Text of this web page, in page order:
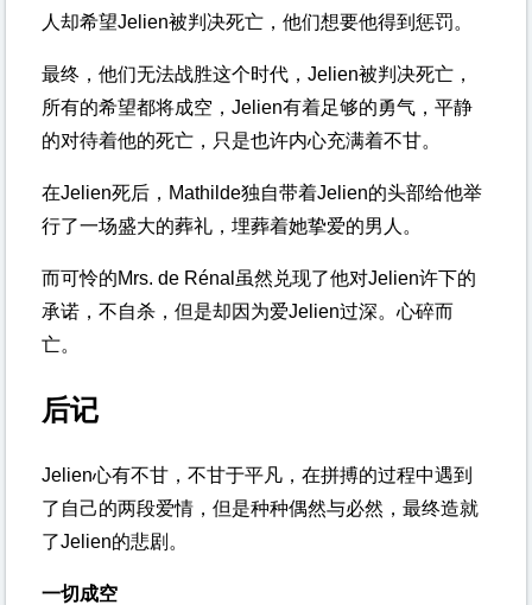
人却希望Jelien被判决死亡，他们想要他得到惩罚。
最终，他们无法战胜这个时代，Jelien被判决死亡，
所有的希望都将成空，Jelien有着足够的勇气，平静
的对待着他的死亡，只是也许内心充满着不甘。
在Jelien死后，Mathilde独自带着Jelien的头部给他举
行了一场盛大的葬礼，埋葬着她挚爱的男人。
而可怜的Mrs. de Rénal虽然兑现了他对Jelien许下的
承诺，不自杀，但是却因为爱Jelien过深。心碎而
亡。
后记
Jelien心有不甘，不甘于平凡，在拼搏的过程中遇到
了自己的两段爱情，但是种种偶然与必然，最终造就
了Jelien的悲剧。
一切成空